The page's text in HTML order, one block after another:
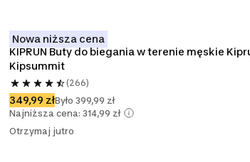
Nowa niższa cena
KIPRUN Buty do biegania w terenie męskie
Kipsummit
(266)
349,99 złByło 399,99 zł
Najniższa cena: 314,99 zł
Otrzymaj jutro